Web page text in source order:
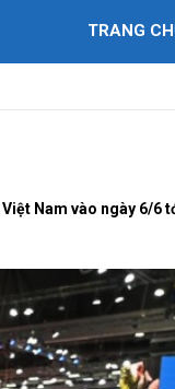
TRANG
Nam vào ngày 6/6